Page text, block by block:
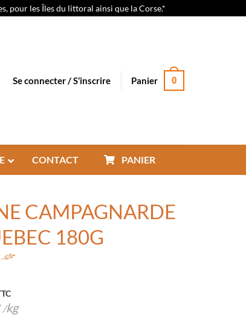
pour les Îles du littoral ainsi que la Corse.*
Se connecter / S’inscrire Panier 0
CONTACT PANIER
CAMPAGNARDE
180G
/kg